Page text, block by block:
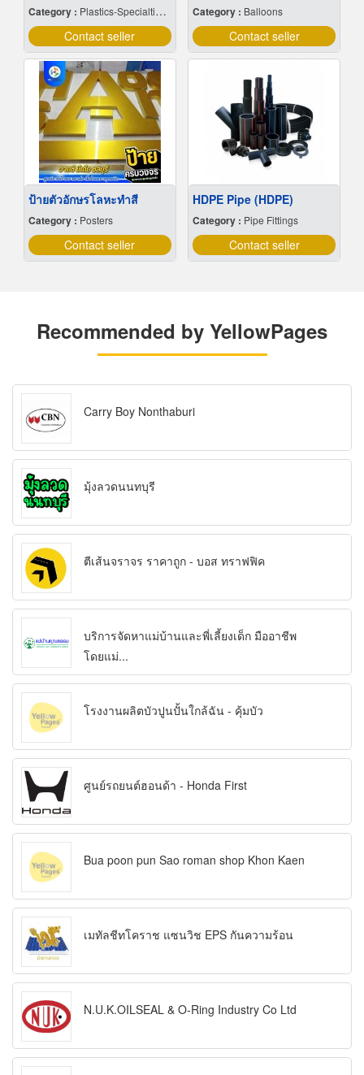
Category : Plastics-Specialties-Wholesales & Manufacturers
Contact seller
Category : Balloons
Contact seller
ป้ายตัวอักษรโลหะทำสี
Category : Posters
Contact seller
HDPE Pipe (HDPE)
Category : Pipe Fittings
Contact seller
Recommended by YellowPages
Carry Boy Nonthaburi
มุ้งลวดนนทบุรี
ตีเส้นจราจร ราคาถูก - บอส ทราฟฟิค
บริการจัดหาแม่บ้านและพี่เลี้ยงเด็ก มืออาชีพ
โดยแม่...
โรงงานผลิตบัวปูนปั้นใกล้ฉัน - คุ้มบัว
ศูนย์รถยนต์ฮอนด้า - Honda First
Bua poon pun Sao roman shop Khon Kaen
เมทัลชีทโคราช แซนวิช EPS กันความร้อน
N.U.K.OILSEAL & O-Ring Industry Co Ltd